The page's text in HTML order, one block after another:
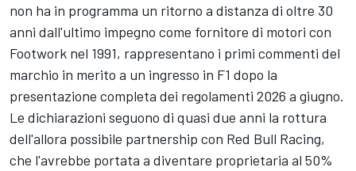
non ha in programma un ritorno a distanza di oltre 30
anni dall'ultimo impegno come fornitore di motori con
Footwork nel 1991, rappresentano i primi commenti del
marchio in merito a un ingresso in F1 dopo la
presentazione completa dei regolamenti 2026 a giugno.
Le dichiarazioni seguono di quasi due anni la rottura
dell'allora possibile partnership con Red Bull Racing,
che l'avrebbe portata a diventare proprietaria al 50%